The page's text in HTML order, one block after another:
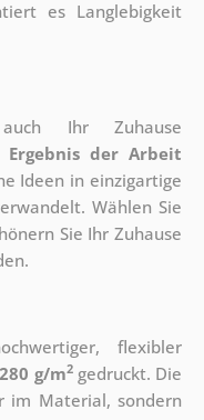
es Langlebigkeit
Ihr Zuhause
der Arbeit
Ideen in einzigartige
Wählen Sie
Sie Ihr Zuhause
flexibler
280 g/m2gedruckt. Die
im Material, sondern